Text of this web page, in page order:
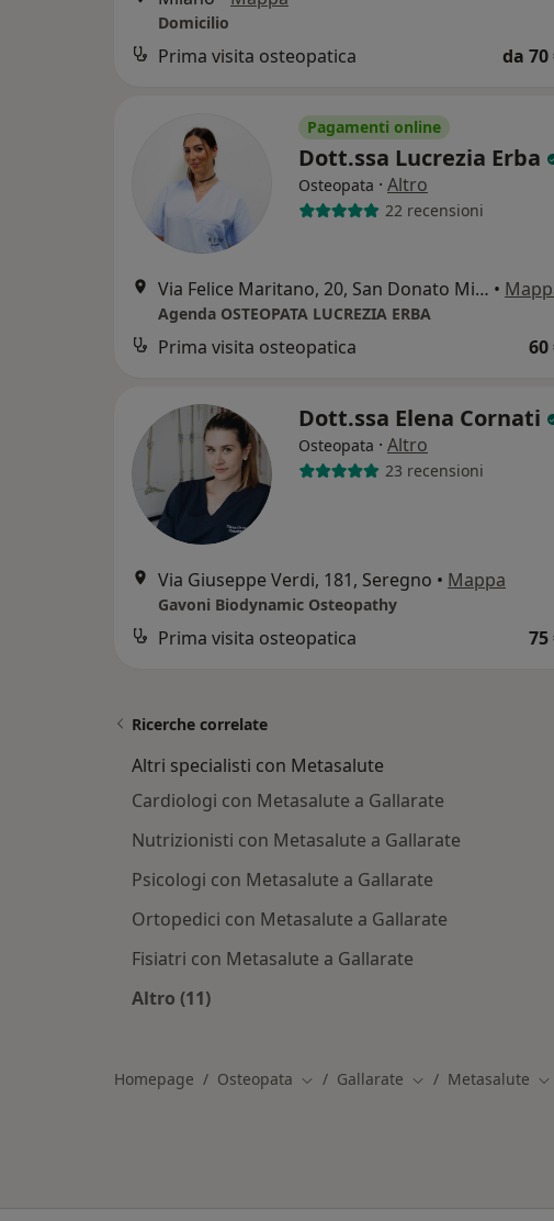
Domicilio
Prima visita osteopatica da 70
Pagamenti online
Dott.ssa Lucrezia Erba
Osteopata · Altro
22 recensioni
Via Felice Maritano, 20, San Donato Milanese •
Agenda OSTEOPATA LUCREZIA ERBA
Prima visita osteopatica 60
Dott.ssa Elena Cornati
Osteopata · Altro
23 recensioni
Via Giuseppe Verdi, 181, Seregno • Mappa
Gavoni Biodynamic Osteopathy
Prima visita osteopatica 75
Ricerche correlate
Altri specialisti con Metasalute
Cardiologi con Metasalute a Gallarate
Nutrizionisti con Metasalute a Gallarate
Psicologi con Metasalute a Gallarate
Ortopedici con Metasalute a Gallarate
Fisiatri con Metasalute a Gallarate
Altro (11)
Homepage Osteopata Cambia città
Gallarate Cambia città
Metasalute